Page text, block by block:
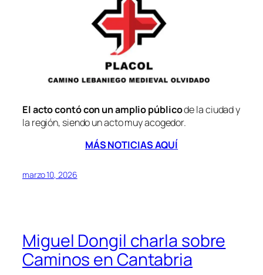
El acto contó con un amplio públicode la ciudad y
la región, siendo un acto muy acogedor.
MÁS NOTICIAS AQUÍ
marzo 10, 2026
Miguel Dongil charla sobre
Caminos en Cantabria